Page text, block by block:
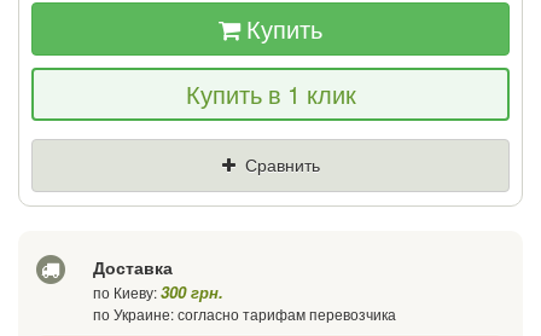
Если Вы найдете товар дешевле - мы
снизим цену и подарим % от разницы
Купить
Купить в 1 клик
Сравнить
Доставка
по Киеву:300 грн.
по Украине: согласно тарифам перевозчика